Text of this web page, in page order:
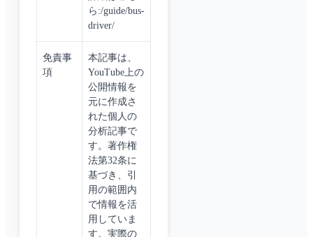
ら:/guide/bus-
driver/
免責事
項
本記事は、
YouTube上の
公開情報を
元に作成さ
れた個人の
分析記事で
す。著作権
法第32条に
基づき、引
用の範囲内
で情報を活
用していま
す。実際の